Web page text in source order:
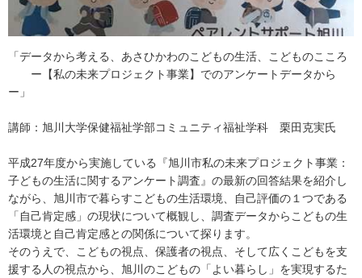
「データから考える、あさひかわのこどもの生活、こどものこころ
ー【私の未来プロジェクト事業】でのアンケートデータから
ー」
講師：旭川大学保健福祉学部コミュニティ福祉学科 栗田克実氏
平成27年度から実施している『旭川市私の未来プロジェクト事業：
子どもの生活に関するアンケート調査』の最新の回答結果を紹介し
ながら、旭川市で暮らすこどもの生活環境、自己評価の１つである
「自己肯定感」の現状について概観し、調査データからこどもの生
活環境と自己肯定感との関係について探ります。
そのうえで、こどもの視点、保護者の視点、そして広くこどもを支
援する人の視点から、旭川のこどもの「よい暮らし」を実現するた